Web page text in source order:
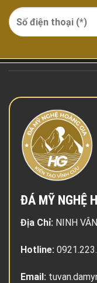
ĐÁ MỸ NGHỆ
Địa Chỉ: NINH
Hotline:
Email: